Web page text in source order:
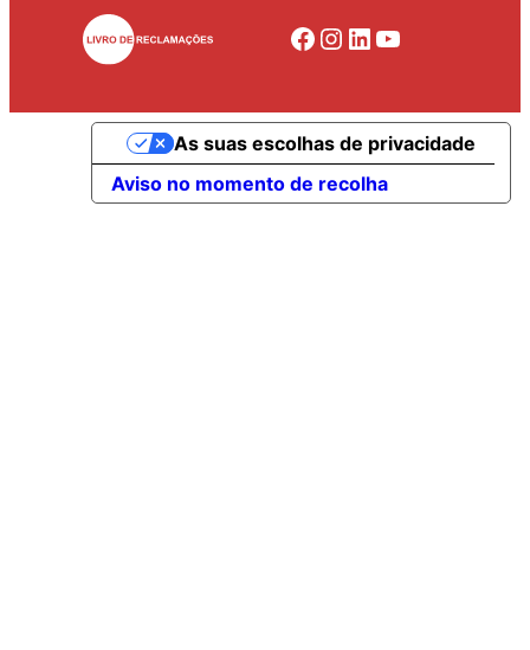
Facebook Instagram LinkedIn YouTube
Aviso no momento de recolha
As suas escolhas de privacidade